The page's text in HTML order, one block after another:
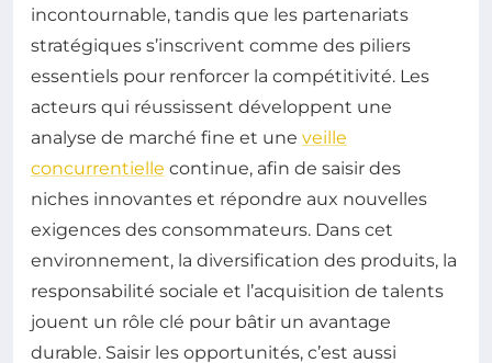
incontournable, tandis que les partenariats
stratégiques s’inscrivent comme des piliers
essentiels pour renforcer la compétitivité. Les
acteurs qui réussissent développent une
analyse de marché fine et une veille
concurrentielle continue, afin de saisir des
niches innovantes et répondre aux nouvelles
exigences des consommateurs. Dans cet
environnement, la diversification des produits, la
responsabilité sociale et l’acquisition de talents
jouent un rôle clé pour bâtir un avantage
durable. Saisir les opportunités, c’est aussi